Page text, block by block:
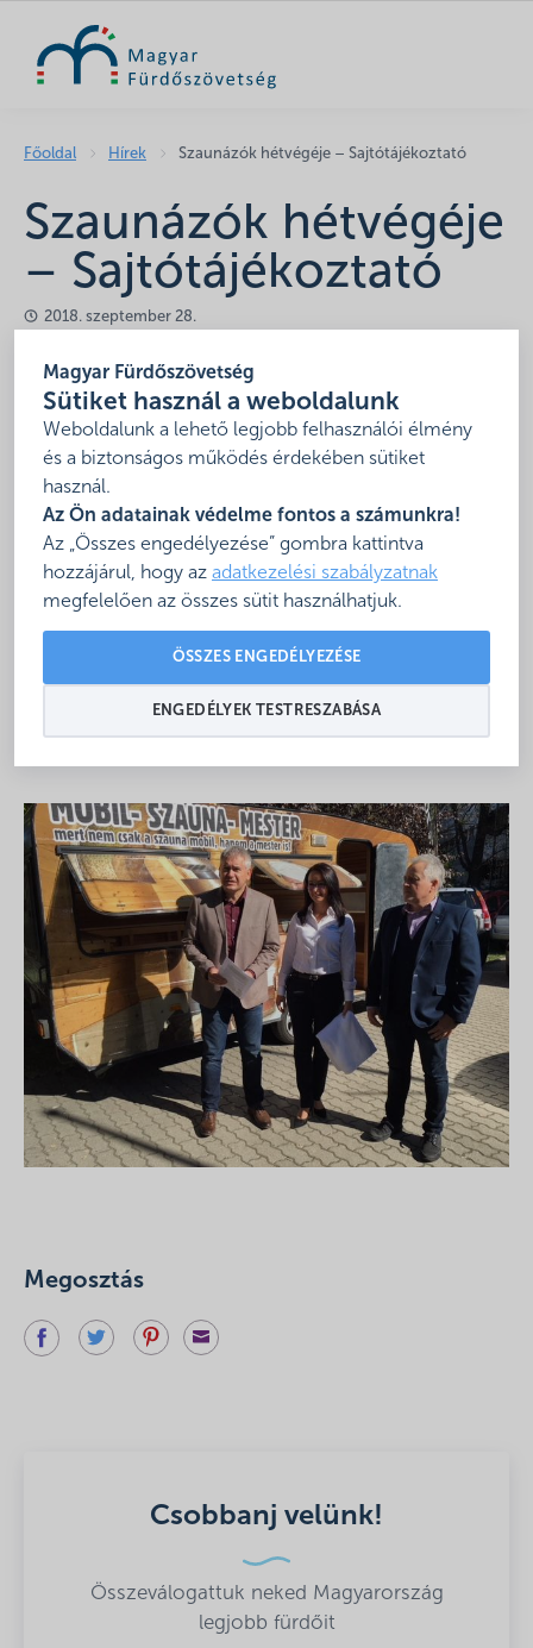
Magyar Fürdőszövetség
Sütiket használ a weboldalunk
Weboldalunk a lehető legjobb felhasználói élmény
és a biztonságos működés érdekében sütiket
használ.
Az Ön adatainak védelme fontos a számunkra!
Az „Összes engedélyezése” gombra kattintva
hozzájárul, hogy az adatkezelési szabályzatnak
megfelelően az összes sütit használhatjuk.
ÖSSZES ENGEDÉLYEZÉSE
ENGEDÉLYEK TESTRESZABÁSA
Főoldal Hírek Szaunázók hétvégéje – Sajtótájékoztató
Szaunázók hétvégéje
– Sajtótájékoztató
2018. szeptember 28.
Szaunázók hétvégéje országos program kapcsán a
Magyar Fürdőszövetség 2018. szeptember 27-én
sajtótájékoztatót tartott.
1 hét múlva kezdődik a Szaunázók hétvégéje országis
programsorozat, az utolsó pillanatban is szép számmal
csatlakoznak a fürdők.
https://turizmus.com/desztinaciok/szaunazok-
hetvegeje-orszagos-szezonnyito-szaunaprogramok-
Megosztás
Csobbanj velünk!
Összeválogattuk neked Magyarország
legjobb fürdőit